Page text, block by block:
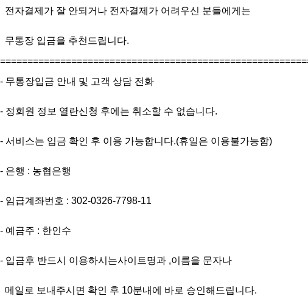
전자결제가 잘 안되거나 전자결제가 어려우신 분들에게는
무통장 입금을 추천드립니다.
- 무통장입금 안내 및 고객 상담 전화
- 정회원 정보 열란신청 후에는 취소할 수 없습니다.
- 서비스는 입금 확인 후 이용 가능합니다.(휴일은 이용불가능함)
- 은행 : 농협은행
- 임급계좌번호 : 302-0326-7798-11
- 예금주 : 한인수
- 입금후 반드시 이용하시는사이트명과 ,이름을 문자나
메일로 보내주시면 확인 후 10분내에 바로 승인해드립니다.